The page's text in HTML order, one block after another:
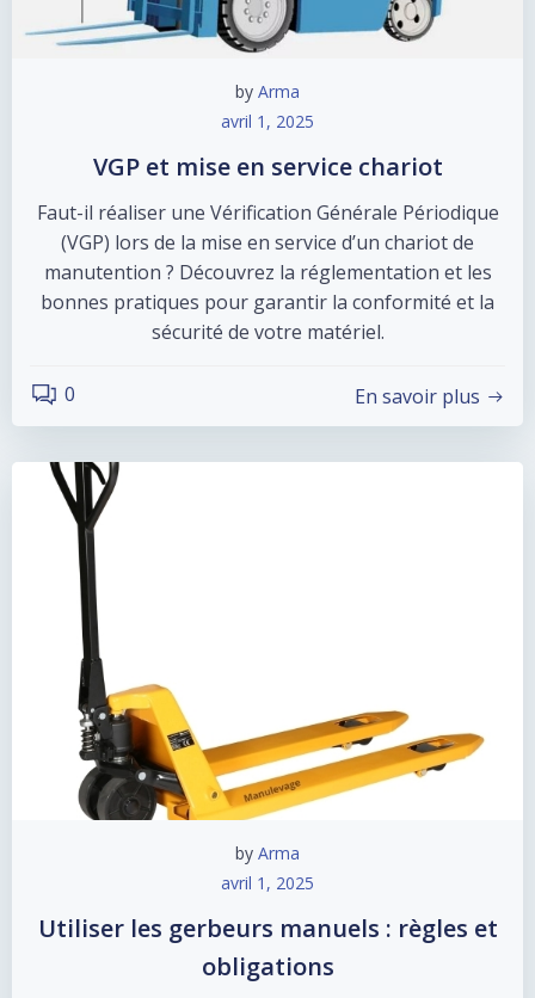
by Arma
avril 1, 2025
VGP et mise en service chariot
Faut-il réaliser une Vérification Générale Périodique
(VGP) lors de la mise en service d’un chariot de
manutention ? Découvrez la réglementation et les
bonnes pratiques pour garantir la conformité et la
sécurité de votre matériel.
0 En savoir plus
by Arma
avril 1, 2025
Utiliser les gerbeurs manuels : règles et
obligations